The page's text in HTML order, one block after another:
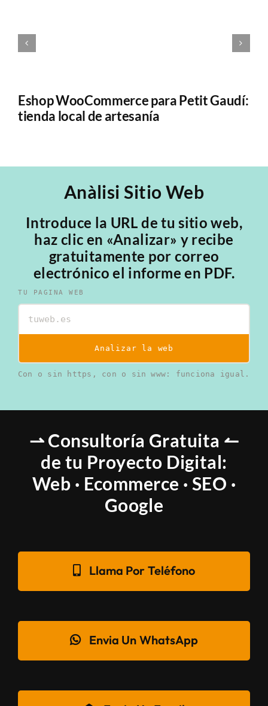
Eshop WooCommerce para Petit Gaudí:
tienda local de artesanía
Anàlisi Sitio Web
Introduce la URL de tu sitio web,
haz clic en «Analizar» y recibe
gratuitamente por correo
electrónico el informe en PDF.
TU PAGINA WEB
Analizar la web
Con o sin https, con o sin www: funciona igual.
⇀ Consultoría Gratuita ↼
de tu Proyecto Digital:
Web · Ecommerce · SEO ·
Google
Llama Por Teléfono
Envia Un WhatsApp